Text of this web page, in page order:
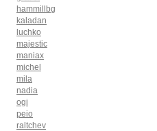
hammillbg
kaladan
luchko
majestic
maniax
michel
mila
nadia
ogi
peio
raltchev